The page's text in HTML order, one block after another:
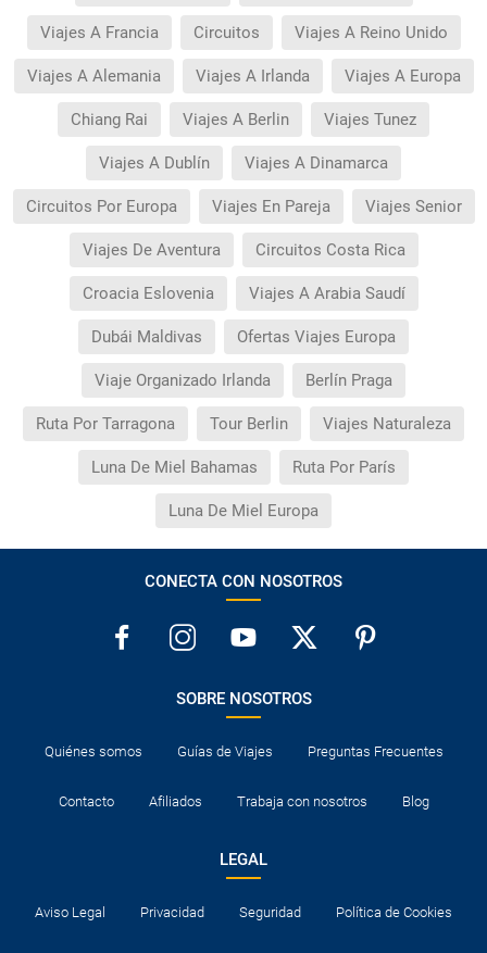
Viajes A Francia Circuitos Viajes A Reino Unido
Viajes A Alemania Viajes A Irlanda Viajes A Europa
Chiang Rai Viajes A Berlin Viajes Tunez
Viajes A Dublín Viajes A Dinamarca
Circuitos Por Europa Viajes En Pareja Viajes Senior
Viajes De Aventura Circuitos Costa Rica
Croacia Eslovenia Viajes A Arabia Saudí
Dubái Maldivas Ofertas Viajes Europa
Viaje Organizado Irlanda Berlín Praga
Ruta Por Tarragona Tour Berlin Viajes Naturaleza
Luna De Miel Bahamas Ruta Por París
Luna De Miel Europa
CONECTA CON NOSOTROS
SOBRE NOSOTROS
Quiénes somos Guías de Viajes Preguntas Frecuentes
Contacto Afiliados Trabaja con nosotros Blog
LEGAL
Aviso Legal Privacidad Seguridad Política de Cookies